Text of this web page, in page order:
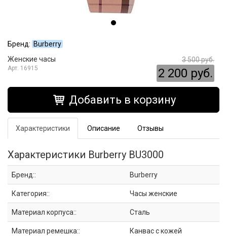
Бренд: Burberry
Женские часы
16915
3 500 руб.
2 200 руб.
Добавить в корзину
Характеристики Описание Отзывы
Характеристики Burberry BU3000
Бренд:: Burberry
Категория:: Часы женские
Материал корпуса:: Сталь
Материал ремешка:: Канвас с кожей